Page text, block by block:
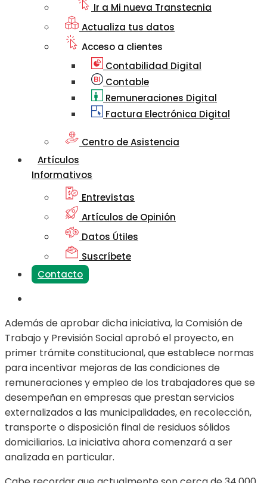
Ir a Mi nueva Transtecnia
Actualiza tus datos
Acceso a clientes
Contabilidad Digital
Contable
Remuneraciones Digital
Factura Electrónica Digital
Centro de Asistencia
Artículos
Informativos
Entrevistas
Artículos de Opinión
Datos Útiles
Suscríbete
Contacto
Además de aprobar dicha iniciativa, la Comisión de
Trabajo y Previsión Social aprobó el proyecto, en
primer trámite constitucional, que establece normas
para incentivar mejoras de las condiciones de
remuneraciones y empleo de los trabajadores que se
desempeñan en empresas que prestan servicios
externalizados a las municipalidades, en recolección,
transporte o disposición final de residuos sólidos
domiciliarios. La iniciativa ahora comenzará a ser
analizada en particular.